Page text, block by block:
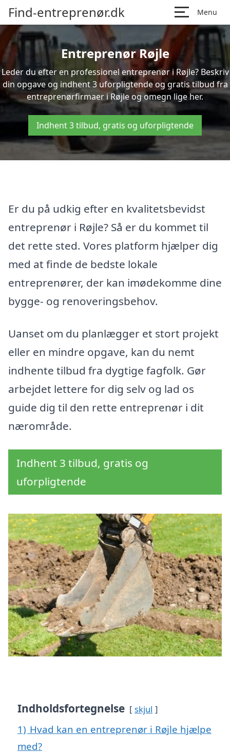
Find-entreprenør.dk Menu
Entreprenør Røjle
Leder du efter en professionel entreprenør i Røjle? Beskriv
din opgave og indhent 3 uforpligtende og gratis tilbud fra
entreprenørfirmaer i Røjle og omegn lige her.
Indhent 3 tilbud, gratis og uforpligtende
Er du på udkig efter en kvalitetsbevidst
entreprenør i Røjle? Så er du kommet til
det rette sted. Vores platform hjælper dig
med at finde de bedste lokale
entreprenører, der kan imødekomme dine
bygge- og renoveringsbehov.
Uanset om du planlægger et stort projekt
eller en mindre opgave, kan du nemt
indhente tilbud fra dygtige fagfolk. Gør
arbejdet lettere for dig selv og lad os
guide dig til den rette entreprenør i dit
nærområde.
Indhent 3 tilbud, gratis og
uforpligtende
Indholdsfortegnelse skjul
1) Hvad kan en entreprenør i Røjle hjælpe
med?